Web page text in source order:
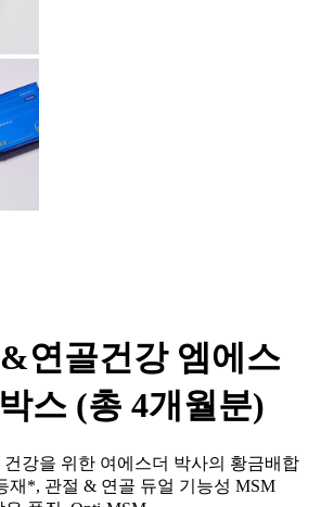
연골건강 엠에스
스 (총 4개월분)
강을 위한 여에스더 박사의 황금배합
재*, 관절 & 연골 듀얼 기능성 MSM